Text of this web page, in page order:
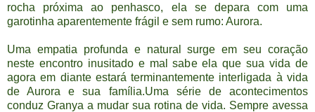
rocha próxima ao penhasco, ela se depara com uma
garotinha aparentemente frágil e sem rumo: Aurora.
Uma empatia profunda e natural surge em seu coração
neste encontro inusitado e mal sabe ela que sua vida de
agora em diante estará terminantemente interligada à vida
de Aurora e sua família.Uma série de acontecimentos
conduz Granya a mudar sua rotina de vida. Sempre avessa